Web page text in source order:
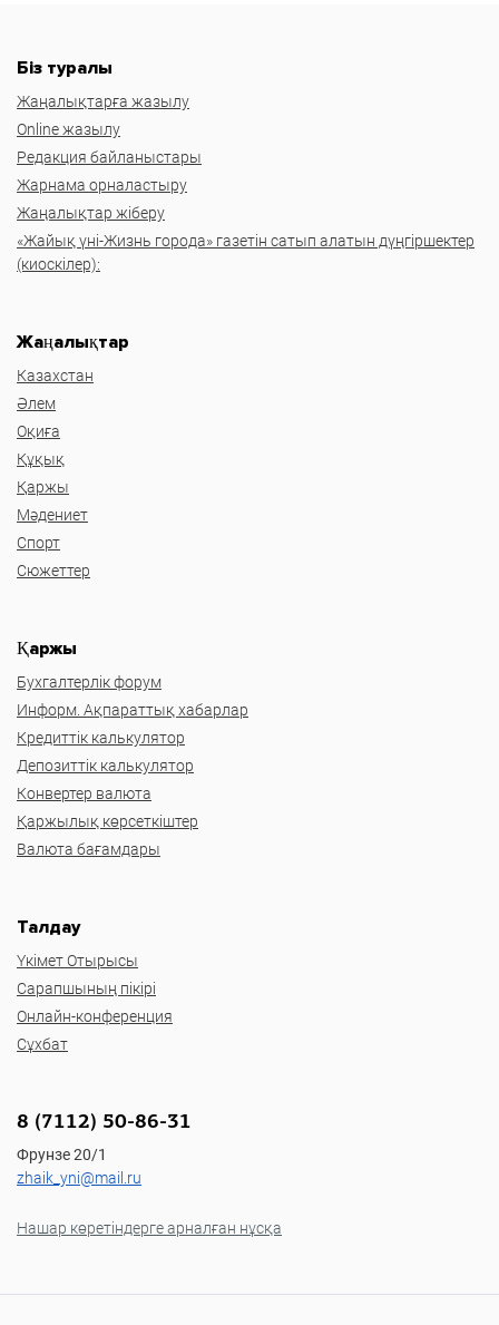
Біз туралы
Жаңалықтарға жазылу
Online жазылу
Редакция байланыстары
Жарнама орналастыру
Жаңалықтар жіберу
«Жайық үні-Жизнь города» газетін сатып алатын дүңгіршектер
(киоскілер):
Жаңалықтар
Казахстан
Әлем
Оқиға
Құқық
Қаржы
Мәдениет
Спорт
Сюжеттер
Қаржы
Бухгалтерлік форум
Информ. Ақпараттық хабарлар
Кредиттік калькулятор
Депозиттік калькулятор
Конвертер валюта
Қаржылық көрсеткіштер
Валюта бағамдары
Талдау
Үкімет Отырысы
Сарапшының пікірі
Онлайн-конференция
Сұхбат
8 (7112) 50-86-31
Фрунзе 20/1
zhaik_yni@mail.ru
Нашар көретіндерге арналған нұсқа